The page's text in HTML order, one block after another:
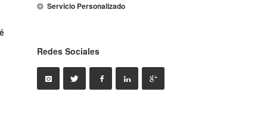
Servicio Personalizado
Redes Sociales